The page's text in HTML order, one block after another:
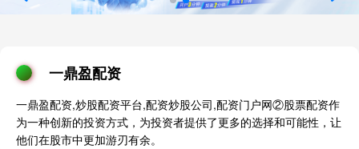
一鼎盈配资
一鼎盈配资,炒股配资平台,配资炒股公司,配资门户网②股票配资作
为一种创新的投资方式，为投资者提供了更多的选择和可能性，让
他们在股市中更加游刃有余。